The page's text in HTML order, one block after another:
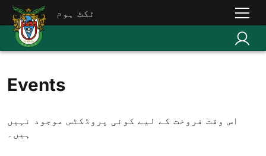
ٹکٹ ہوم
Events
اس وقت فروخت کے لیے کوئی پروڈکٹس موجود نہیں
ہیں۔